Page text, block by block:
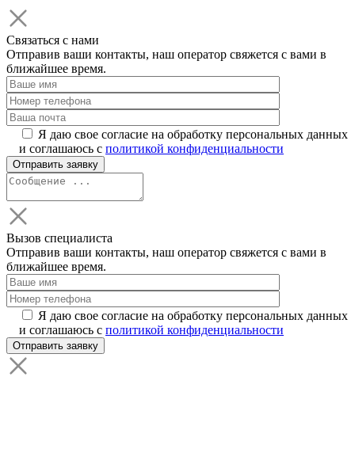
Связаться с нами
Отправив ваши контакты, наш оператор свяжется с вами в
ближайшее время.
Я даю свое согласие на обработку персональных данных
и соглашаюсь с политикой конфиденциальности
Вызов специалиста
Отправив ваши контакты, наш оператор свяжется с вами в
ближайшее время.
Я даю свое согласие на обработку персональных данных
и соглашаюсь с политикой конфиденциальности